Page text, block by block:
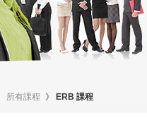
所有課程 》 ERB 課程